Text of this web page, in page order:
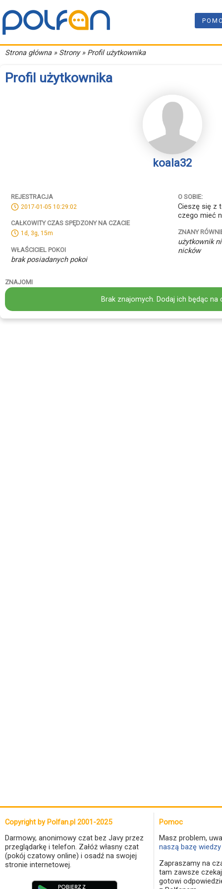
Strona główna» Strony » Profil użytkownika
Profil użytkownika
koala32
REJESTRACJA
2017-01-05 10:29:02
CAŁKOWITY CZAS SPĘDZONY NA CZACIE
1d, 3g, 15m
WŁAŚCICIEL POKOI
brak posiadanych pokoi
O SOBIE:
Cieszę się z
czego mieć
ZNANY
użytkownik
nicków
ZNAJOMI
Brak znajomych. Dodaj ich będąc na
Copyright by Polfan.pl 2001-2025
Darmowy, anonimowy czat bez Javy przez
przeglądarkę i telefon. Załóż własny czat
(pokój czatowy online) i osadź na swojej
stronie internetowej.
Pomoc
Masz problem,
naszą bazę
Zapraszamy na
tam zawsze
gotowi